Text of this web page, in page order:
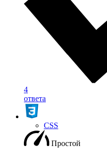
4
ответа
CSS
Простой